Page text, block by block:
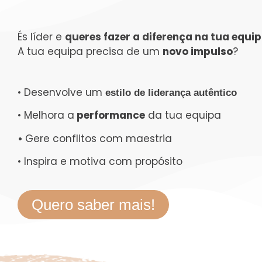
És líder e queres fazer a diferença na tua
A tua equipa precisa de um novo impulso?
• Desenvolve um estilo de liderança autêntico
• Melhora a performanceda tua equipa
• Gere conflitos com maestria
• Inspira e motiva com propósito
Quero saber mais!